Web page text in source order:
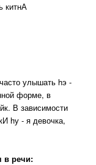
китнА
улышать hэ -
форме, в
В зависимости
hу - я девочка,
в речи: